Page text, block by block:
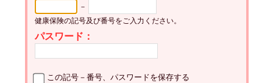
－
健康保険の記号及び番号をご入力ください。
パスワード：
この記号－番号、パスワードを保存する